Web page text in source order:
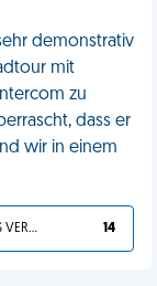
demonstrativ
mit
zu
dass er
wir in einem
DU HAST ES VERDIENT 14